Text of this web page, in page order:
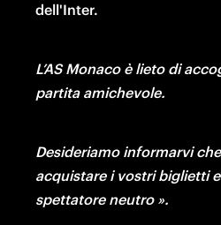
dell'Inter.
L’AS Monaco è lieto di
partita amichevole.
Desideriamo informarvi
acquistare i vostri biglietti
spettatore neutro ».